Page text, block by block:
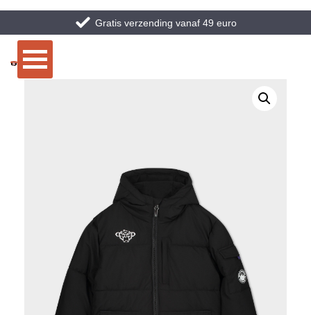
Gratis verzending vanaf 49 euro